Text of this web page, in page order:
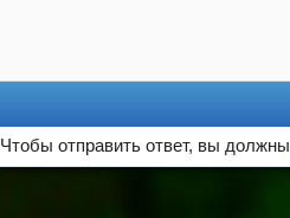
Чтобы отправить ответ, вы должны